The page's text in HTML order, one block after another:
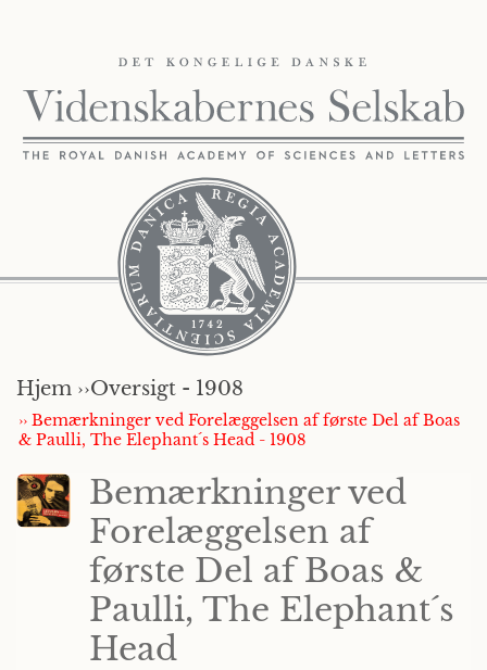
Hjem ››Oversigt - 1908
›› Bemærkninger ved Forelæggelsen af første Del af Boas
& Paulli, The Elephant´s Head - 1908
Bemærkninger ved
Forelæggelsen af
første Del af Boas &
Paulli, The Elephant´s
Head